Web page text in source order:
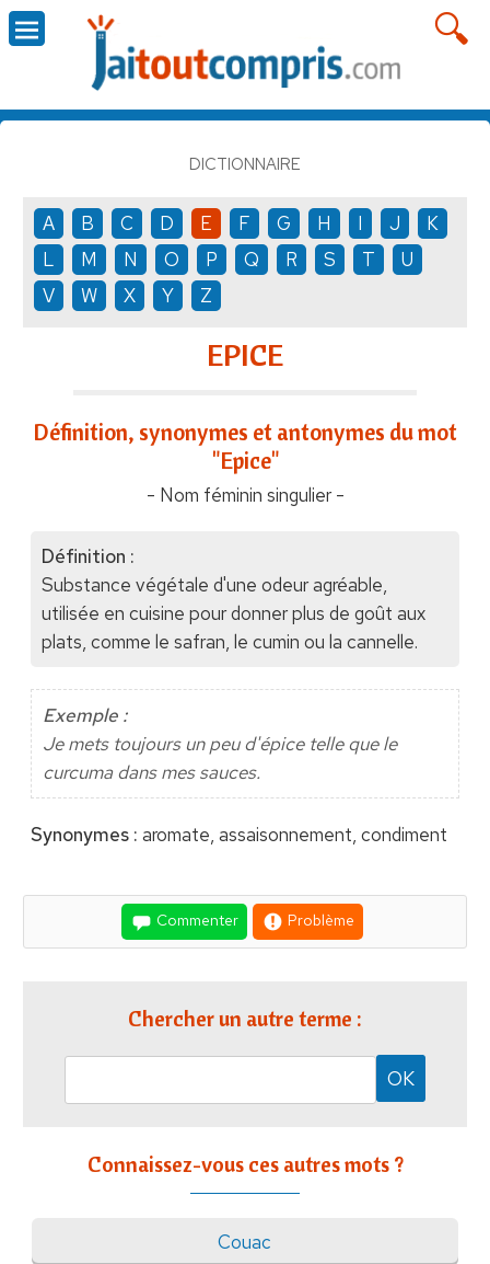
DICTIONNAIRE
A B C D E F G H I J
K
L
M N O P Q R S T
U
V
W X Y Z
EPICE
Définition, synonymes et antonymes du mot
"Epice"
- Nom féminin singulier -
Définition :
Substance végétale d'une odeur agréable,
utilisée en cuisine pour donner plus de goût aux
plats, comme le safran, le cumin ou la cannelle.
Exemple :
Je mets toujours un peu d'épice telle que le
curcuma dans mes sauces.
Synonymes : aromate, assaisonnement, condiment
Commenter Problème
Chercher un autre terme :
Connaissez-vous ces autres mots ?
Couac